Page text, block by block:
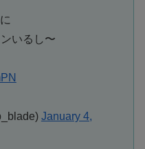
いるし〜
January 4,